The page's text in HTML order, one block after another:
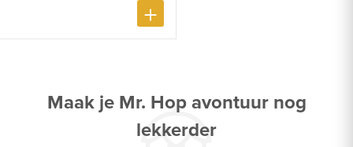
Maak je Mr. Hop avontuur nog
lekkerder